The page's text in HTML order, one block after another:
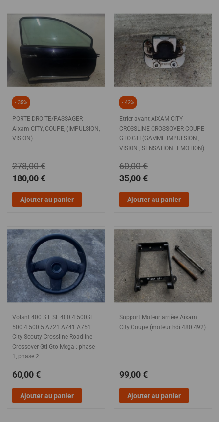
- 35%
PORTE DROITE/PASSAGER
Aixam CITY, COUPE, (IMPULSION,
VISION)
180,00 €
278,00 €
Ajouter au panier
- 42%
Etrier avant AIXAM CITY
CROSSLINE CROSSOVER COUPE
GTO GTI (GAMME IMPULSION ,
VISION , SENSATION , EMOTION)
35,00 €
60,00 €
Ajouter au panier
Volant 400 S L SL 400.4 500SL
500.4 500.5 A721 A741 A751
City Scouty Crossline Roadline
Crossover Gti Gto Mega : phase
1, phase 2
60,00 €
Ajouter au panier
Support Moteur arrière Aixam
City Coupe (moteur hdi 480 492)
99,00 €
Ajouter au panier